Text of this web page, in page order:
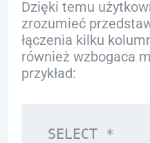
Dzięki temu
zrozumieć
łączenia kilku
również wzbogaca
przykład:
SELECT *